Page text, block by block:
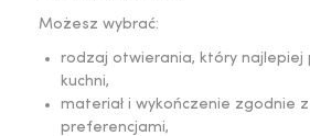
Możesz wybrać:
rodzaj otwierania, który najlepiej
kuchni,
materiał i wykończenie zgodnie
preferencjami,